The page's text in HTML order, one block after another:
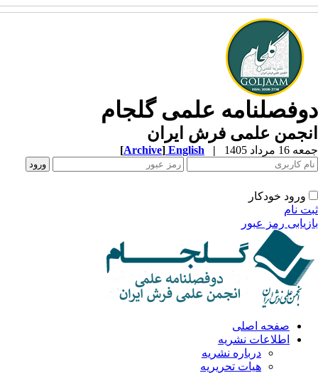
علمی گلجام
علمی فرش ایران
مرداد 1405 |
English
[Archive]
ورود خودکار
نام
رمز عبور
صفحه اصلی
اطلاعات نشریه
درباره نشریه
هیات تحریریه